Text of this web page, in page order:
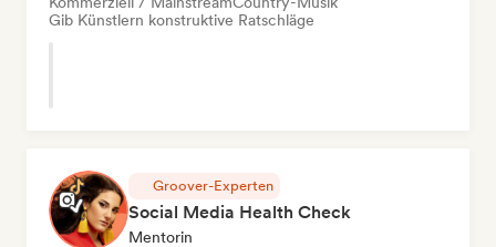
Gib Künstlern konstruktive Ratschläge
Groover-Experten
Social Media Health Check
Mentorin